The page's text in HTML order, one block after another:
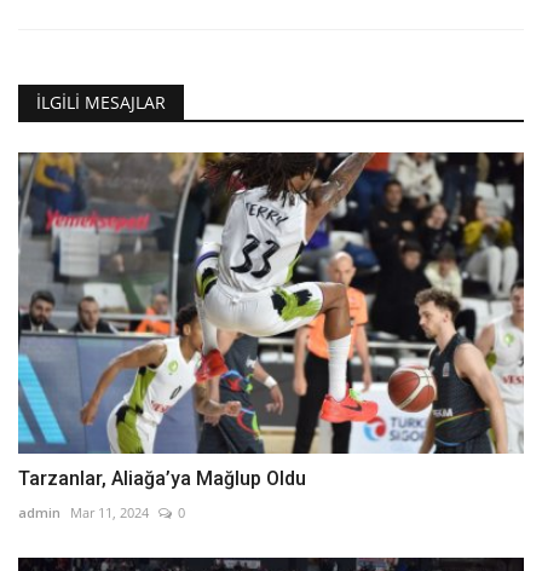
İLGILI MESAJLAR
Tarzanlar, Aliağa’ya Mağlup Oldu
admin Mar 11, 2024 0